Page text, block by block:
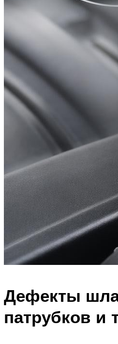
Дефекты
патрубков и